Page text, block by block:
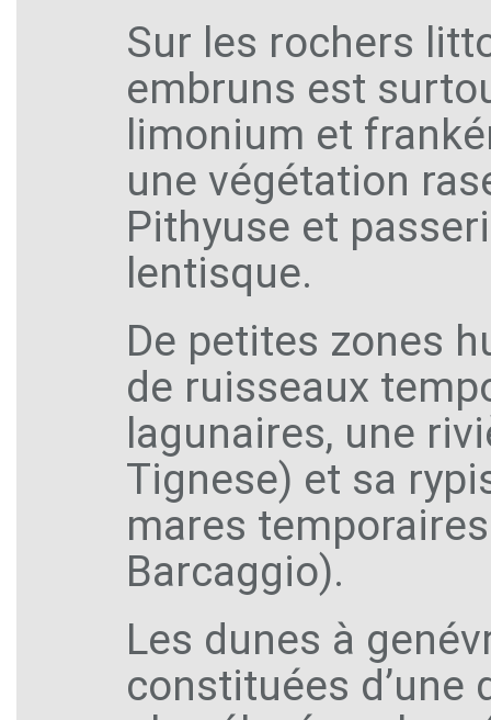
Sur les rochers
embruns est
limonium et
une végétation
Pithyuse et
lentisque.
De petites zones
de ruisseaux
lagunaires, une
Tignese) et sa
mares
Barcaggio).
Les dunes à
constituées d’une